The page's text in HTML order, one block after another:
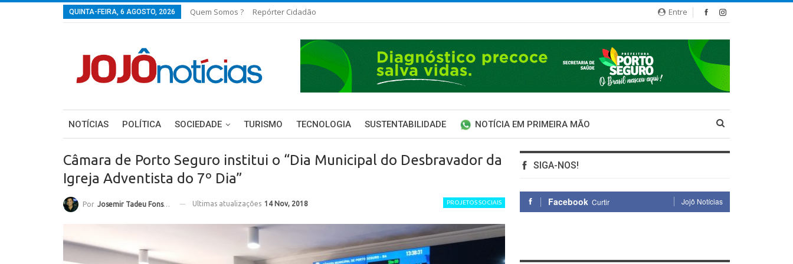
Entre
QUINTA-FEIRA, 6 AGOSTO, 2026 Quem Somos ? Repórter Cidadão
NOTÍCIAS POLÍTICA SOCIEDADE TURISMO TECNOLOGIA SUSTENTABILIDADE NOTÍCIA EM PRIMEIRA MÃO
Câmara de Porto Seguro institui o “Dia Municipal do Desbravador da
Igreja Adventista do 7º Dia”
PROJETOS SOCIAIS
Por Josemir Tadeu Fonseca Ultimas atualizações 14 Nov, 2018
SIGA-NOS!
Facebook Curtir Jojô Notícias